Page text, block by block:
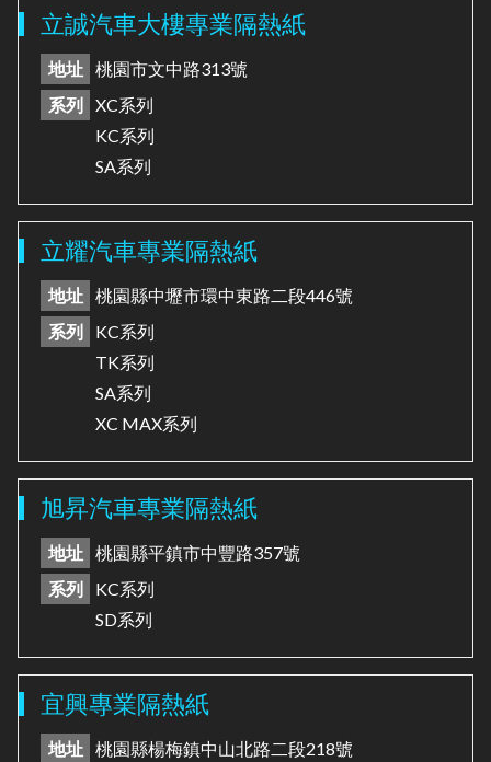
立誠汽車大樓專業隔熱紙
地址
桃園市文中路313號
系列
XC系列
KC系列
SA系列
立耀汽車專業隔熱紙
地址
桃園縣中壢市環中東路二段446號
系列
KC系列
TK系列
SA系列
XC MAX系列
旭昇汽車專業隔熱紙
地址
桃園縣平鎮市中豐路357號
系列
KC系列
SD系列
宜興專業隔熱紙
地址
桃園縣楊梅鎮中山北路二段218號